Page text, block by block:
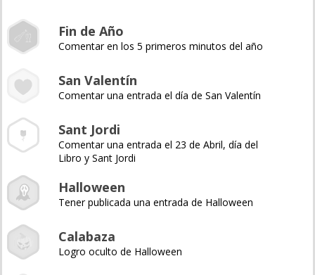
Fin de Año
Comentar en los 5 primeros minutos del año
San Valentín
Comentar una entrada el día de San Valentín
Sant Jordi
Comentar una entrada el 23 de Abril, día del
Libro y Sant Jordi
Halloween
Tener publicada una entrada de Halloween
Calabaza
Logro oculto de Halloween